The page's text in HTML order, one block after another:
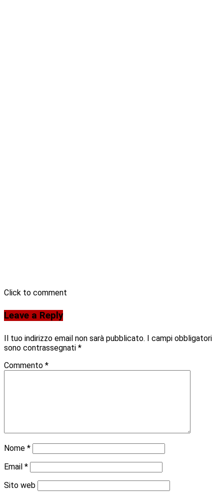
Click to comment
Leave a Reply
Il tuo indirizzo email non sarà pubblicato. I campi obbligatori
sono contrassegnati *
Commento *
Nome *
Email *
Sito web